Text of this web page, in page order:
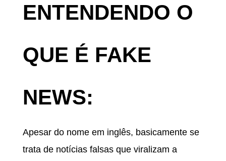
ENTENDENDO O
QUE É FAKE
NEWS:
Apesar do nome em inglês, basicamente se
trata de notícias falsas que viralizam a